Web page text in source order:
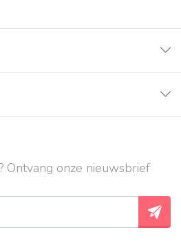
Ontvang onze nieuwsbrief